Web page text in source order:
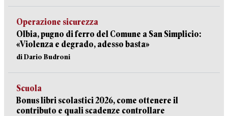
Operazione sicurezza
Olbia, pugno di ferro del Comune a San Simplicio:
«Violenza e degrado, adesso basta»
di Dario Budroni
Scuola
Bonus libri scolastici 2026, come ottenere il
contributo e quali scadenze controllare